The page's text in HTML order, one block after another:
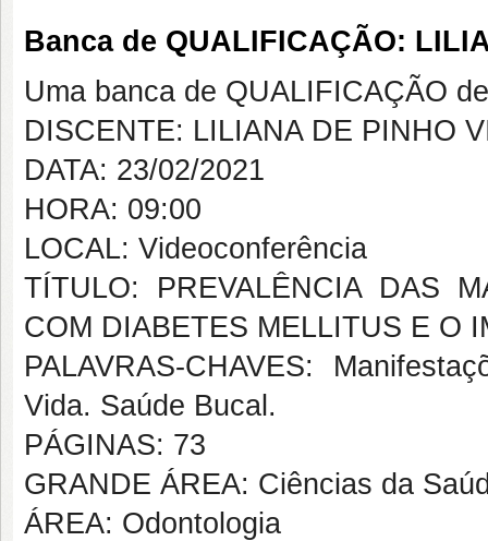
Banca de QUALIFICAÇÃO:
Uma banca de QUALIFICAÇÃO
DISCENTE: LILIANA DE PINHO
DATA: 23/02/2021
HORA: 09:00
LOCAL: Videoconferência
TÍTULO: PREVALÊNCIA DAS
COM DIABETES MELLITUS E O
PALAVRAS-CHAVES:
Vida. Saúde Bucal.
PÁGINAS: 73
GRANDE ÁREA: Ciências da
ÁREA: Odontologia